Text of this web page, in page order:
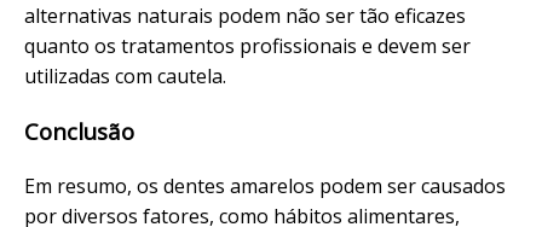
alternativas naturais podem não ser tão eficazes
quanto os tratamentos profissionais e devem ser
utilizadas com cautela.
Conclusão
Em resumo, os dentes amarelos podem ser causados
por diversos fatores, como hábitos alimentares,